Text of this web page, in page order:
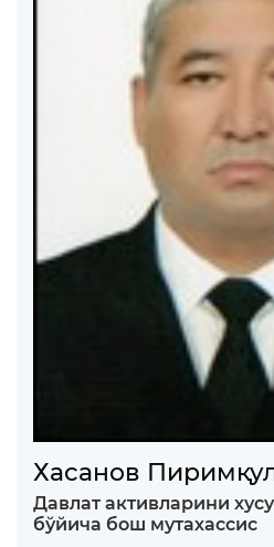
Хасанов
Давлат активларини
бўйича бош мутахассис